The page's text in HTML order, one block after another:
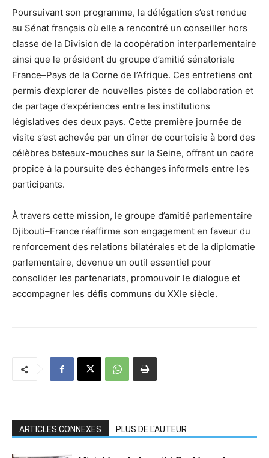
Poursuivant son programme, la délégation s’est rendue
au Sénat français où elle a rencontré un conseiller hors
classe de la Division de la coopération interparlementaire
ainsi que le président du groupe d’amitié sénatoriale
France–Pays de la Corne de l’Afrique. Ces entretiens ont
permis d’explorer de nouvelles pistes de collaboration et
de partage d’expériences entre les institutions
législatives des deux pays. Cette première journée de
visite s’est achevée par un dîner de courtoisie à bord des
célèbres bateaux-mouches sur la Seine, offrant un cadre
propice à la poursuite des échanges informels entre les
participants.
À travers cette mission, le groupe d’amitié parlementaire
Djibouti–France réaffirme son engagement en faveur du
renforcement des relations bilatérales et de la diplomatie
parlementaire, devenue un outil essentiel pour
consolider les partenariats, promouvoir le dialogue et
accompagner les défis communs du XXIe siècle.
ARTICLES CONNEXES PLUS DE L'AUTEUR